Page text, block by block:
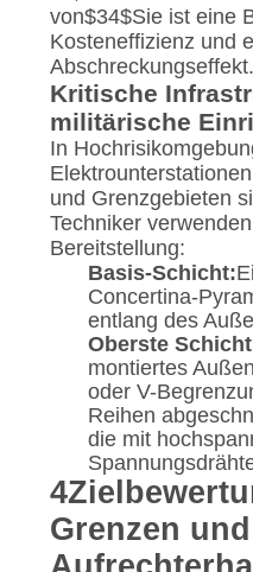
von$34$Sie ist eine
Kosteneffizienz und
Abschreckungseffekt.
Kritische
militärische
In
und Grenzgebieten
Techniker
Bereitstellung:
Basis-Schicht:
Concertina-
entlang des
Oberste
montiertes
oder V-
Reihen
die mit
Grenzen und